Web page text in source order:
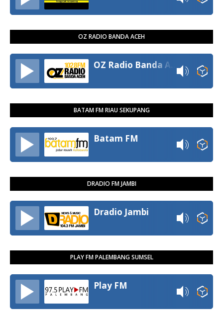
OZ RADIO BANDA ACEH
BATAM FM RIAU SEKUPANG
Batam FM
DRADIO FM JAMBI
Dradio Jambi
PLAY FM PALEMBANG SUMSEL
Play FM